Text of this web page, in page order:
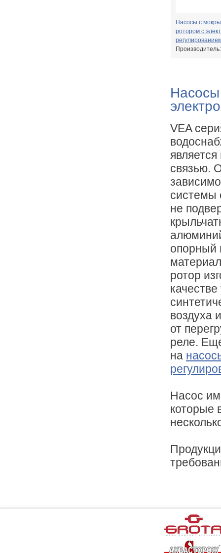
Насосы с
ротором с
EVOTRON
VEA
связью.
системы
не
опорный
ротор
воздуха
от
реле.
на
Насос
которые